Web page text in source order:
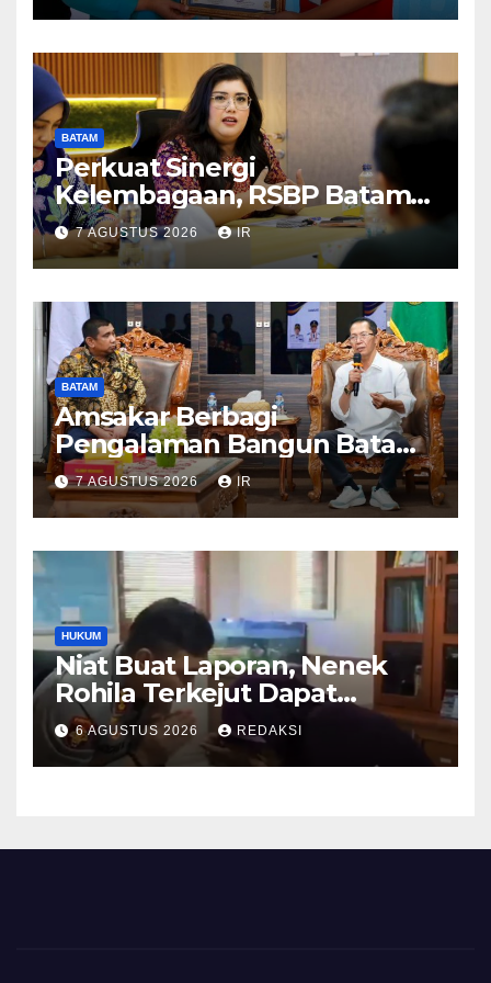
BATAM
Perkuat Sinergi
Kelembagaan, RSBP Batam
dan BPOM Pastikan
Pelayanan dan Ketersediaan
Obat Aman
7 AGUSTUS 2026 IR
BATAM
Amsakar Berbagi
Pengalaman Bangun Batam,
DPRD Dumai Dalami
Pendidikan hingga Investasi
7 AGUSTUS 2026 IR
HUKUM
Niat Buat Laporan, Nenek
Rohila Terkejut Dapat
Bantuan dari Kabid Propam
Kombes Pol Eddwi
6 AGUSTUS 2026 REDAKSI